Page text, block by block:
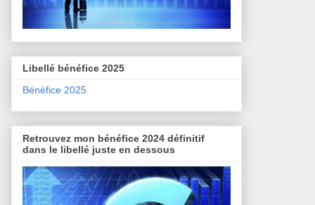
Libellé bénéfice 2025
Bénéfice 2025
Retrouvez mon bénéfice 2024 définitif
dans le libellé juste en dessous